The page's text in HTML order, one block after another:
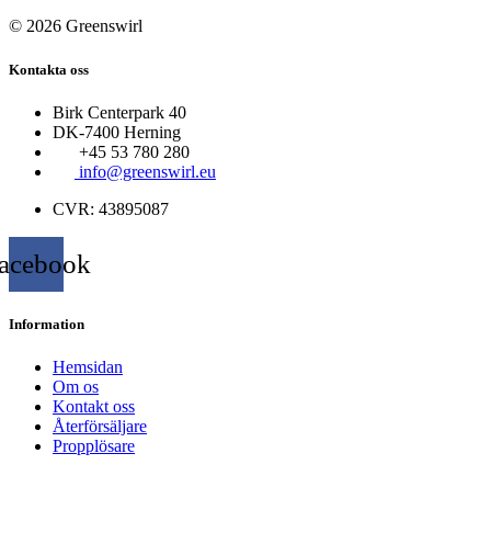
© 2026 Greenswirl
Kontakta oss
Birk Centerpark 40
DK-7400 Herning
+45 53 780 280
info@greenswirl.eu
CVR: 43895087
Information
Hemsidan
Om os
Kontakt oss
Återförsäljare
Propplösare